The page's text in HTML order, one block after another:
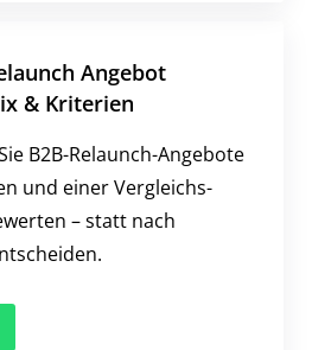
Angebot
& Kriterien
B2B-Relaunch-Angebote
und einer Vergleichs-
– statt nach